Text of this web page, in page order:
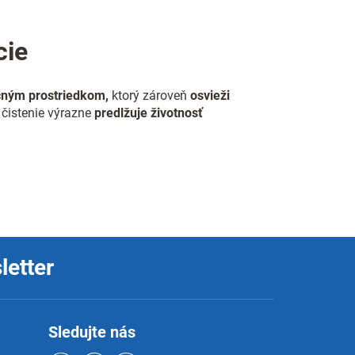
prostriedkom, ktorý zároveň osvieži
výrazne predlžuje životnosť
Sledujte nás